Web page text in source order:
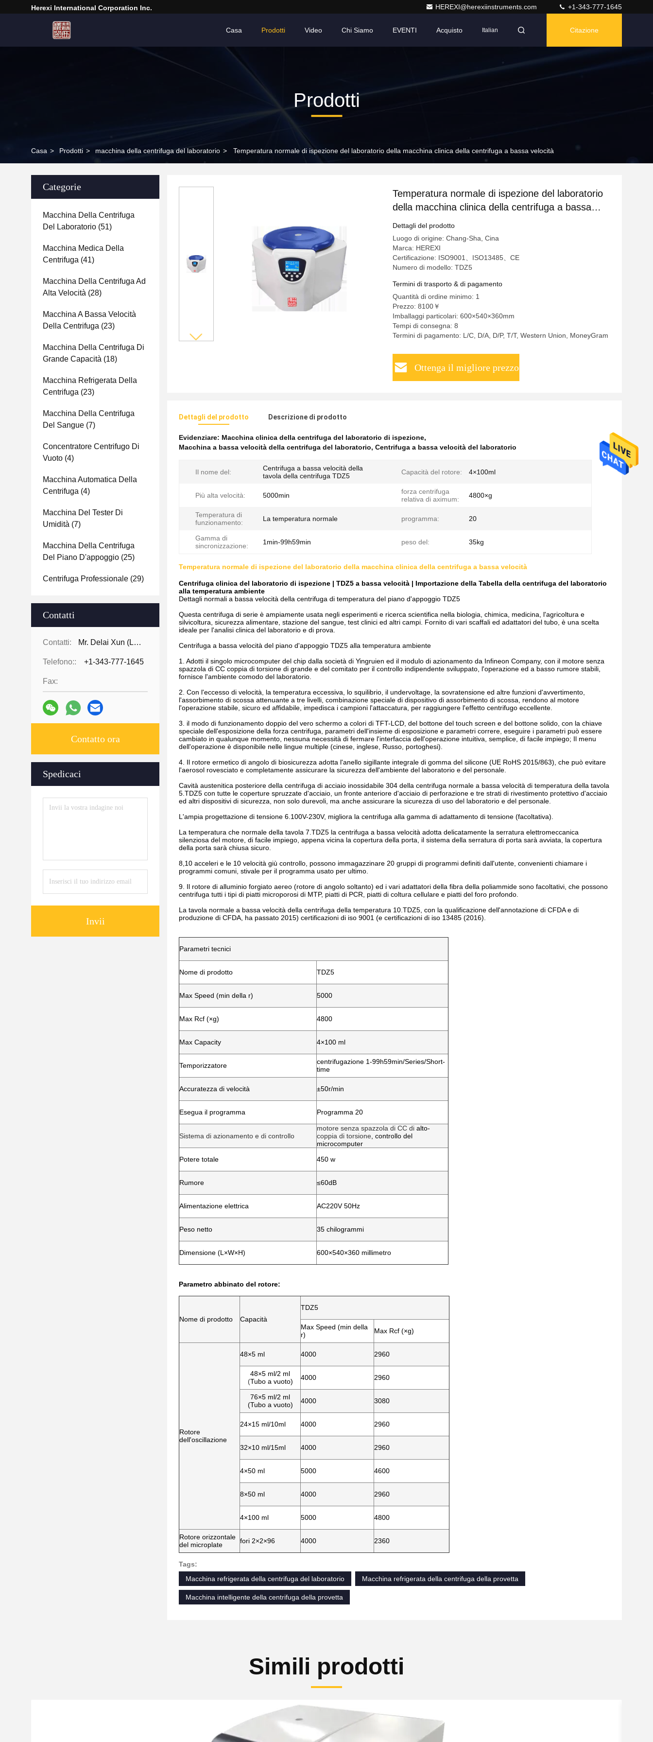
Herexi International Corporation Inc. HEREXI@herexiinstruments.com +1-343-777-1645
Casa Prodotti Video Chi Siamo EVENTI Acquisto Italian Citazione
Prodotti
Casa > Prodotti > macchina della centrifuga del laboratorio > Temperatura normale di ispezione del laboratorio della macchina clinica della centrifuga a bassa velocità
Categorie
Macchina Della Centrifuga
Del Laboratorio (51)
Macchina Medica Della
Centrifuga (41)
Macchina Della Centrifuga Ad
Alta Velocità (28)
Macchina A Bassa Velocità
Della Centrifuga (23)
Macchina Della Centrifuga Di
Grande Capacità (18)
Macchina Refrigerata Della
Centrifuga (23)
Macchina Della Centrifuga
Del Sangue (7)
Concentratore Centrifugo Di
Vuoto (4)
Macchina Automatica Della
Centrifuga (4)
Macchina Del Tester Di
Umidità (7)
Macchina Della Centrifuga
Del Piano D'appoggio (25)
Centrifuga Professionale (29)
Contatti
Contatti: Mr. Delai Xun (Leo)
Telefono:: +1-343-777-1645
Fax:
Contatto ora
Spedicaci
Invii
Temperatura normale di ispezione del laboratorio
della macchina clinica della centrifuga a bassa
velocità
Dettagli del prodotto
Luogo di origine: Chang-Sha, Cina
Marca: HEREXI
Certificazione: ISO9001、ISO13485、CE
Numero di modello: TDZ5
Termini di trasporto & di pagamento
Quantità di ordine minimo: 1
Prezzo: 8100￥
Imballaggi particolari: 600×540×360mm
Tempi di consegna: 8
Termini di pagamento: L/C, D/A, D/P, T/T, Western Union, MoneyGram
Ottenga il migliore prezzo
Dettagli del prodotto Descrizione di prodotto
Evidenziare: Macchina clinica della centrifuga del laboratorio di ispezione,
Macchina a bassa velocità della centrifuga del laboratorio, Centrifuga a bassa velocità del laboratorio
Il nome del:
Centrifuga a bassa velocità della
tavola della centrifuga TDZ5
Capacità del rotore: 4×100ml
Più alta velocità: 5000min
forza centrifuga
relativa di aximum:
4800×g
Temperatura di
funzionamento:
La temperatura normale programma: 20
Gamma di
sincronizzazione:
1min-99h59min peso del: 35kg
Temperatura normale di ispezione del laboratorio della macchina clinica della centrifuga a bassa velocità
Centrifuga clinica del laboratorio di ispezione | TDZ5 a bassa velocità | Importazione della Tabella della centrifuga del laboratorio
alla temperatura ambiente
Dettagli normali a bassa velocità della centrifuga di temperatura del piano d'appoggio TDZ5
Questa centrifuga di serie è ampiamente usata negli esperimenti e ricerca scientifica nella biologia, chimica, medicina, l'agricoltura e
silvicoltura, sicurezza alimentare, stazione del sangue, test clinici ed altri campi. Fornito di vari scaffali ed adattatori del tubo, è una scelta
ideale per l'analisi clinica del laboratorio e di prova.
Centrifuga a bassa velocità del piano d'appoggio TDZ5 alla temperatura ambiente
1. Adotti il singolo microcomputer del chip dalla società di Yingruien ed il modulo di azionamento da Infineon Company, con il motore senza
spazzola di CC coppia di torsione di grande e del comitato per il controllo indipendente sviluppato, l'operazione ed a basso rumore stabili,
fornisce l'ambiente comodo del laboratorio.
2. Con l'eccesso di velocità, la temperatura eccessiva, lo squilibrio, il undervoltage, la sovratensione ed altre funzioni d'avvertimento,
l'assorbimento di scossa attenuante a tre livelli, combinazione speciale di dispositivo di assorbimento di scossa, rendono al motore
l'operazione stabile, sicuro ed affidabile, impedisca i campioni l'attaccatura, per raggiungere l'effetto centrifugo eccellente.
3. il modo di funzionamento doppio del vero schermo a colori di TFT-LCD, del bottone del touch screen e del bottone solido, con la chiave
speciale dell'esposizione della forza centrifuga, parametri dell'insieme di esposizione e parametri correre, eseguire i parametri può essere
cambiato in qualunque momento, nessuna necessità di fermare l'interfaccia dell'operazione intuitiva, semplice, di facile impiego; Il menu
dell'operazione è disponibile nelle lingue multiple (cinese, inglese, Russo, portoghesi).
4. Il rotore ermetico di angolo di biosicurezza adotta l'anello sigillante integrale di gomma del silicone (UE RoHS 2015/863), che può evitare
l'aerosol rovesciato e completamente assicurare la sicurezza dell'ambiente del laboratorio e del personale.
Cavità austenitica posteriore della centrifuga di acciaio inossidabile 304 della centrifuga normale a bassa velocità di temperatura della tavola
5.TDZ5 con tutte le coperture spruzzate d'acciaio, un fronte anteriore d'acciaio di perforazione e tre strati di rivestimento protettivo d'acciaio
ed altri dispositivi di sicurezza, non solo durevoli, ma anche assicurare la sicurezza di uso del laboratorio e del personale.
L'ampia progettazione di tensione 6.100V-230V, migliora la centrifuga alla gamma di adattamento di tensione (facoltativa).
La temperatura che normale della tavola 7.TDZ5 la centrifuga a bassa velocità adotta delicatamente la serratura elettromeccanica
silenziosa del motore, di facile impiego, appena vicina la copertura della porta, il sistema della serratura di porta sarà avviata, la copertura
della porta sarà chiusa sicuro.
8,10 acceleri e le 10 velocità giù controllo, possono immagazzinare 20 gruppi di programmi definiti dall'utente, convenienti chiamare i
programmi comuni, stivale per il programma usato per ultimo.
9. Il rotore di alluminio forgiato aereo (rotore di angolo soltanto) ed i vari adattatori della fibra della poliammide sono facoltativi, che possono
centrifuga tutti i tipi di piatti microporosi di MTP, piatti di PCR, piatti di coltura cellulare e piatti del foro profondo.
La tavola normale a bassa velocità della centrifuga della temperatura 10.TDZ5, con la qualificazione dell'annotazione di CFDA e di
produzione di CFDA, ha passato 2015) certificazioni di iso 9001 (e certificazioni di iso 13485 (2016).
Parametri tecnici
Nome di prodotto TDZ5
Max Speed (min della r) 5000
Max Rcf (×g) 4800
Max Capacity 4×100 ml
Temporizzatore
centrifugazione 1-99h59min/Series/Short-
time
Accuratezza di velocità ±50r/min
Esegua il programma Programma 20
Sistema di azionamento e di controllo
motore senza spazzola di CC di alto-
coppia di torsione , controllo del
microcomputer
Potere totale
450 w
Rumore ≤60dB
Alimentazione elettrica AC220V 50Hz
Peso netto 35 chilogrammi
Dimensione (L×W×H) 600×540×360 millimetro
Parametro abbinato del rotore:
Nome di prodotto Capacità
TDZ5
Max Speed (min della
r)
Max Rcf (×g)
Rotore
dell'oscillazione
48×5 ml 4000 2960
48×5 ml/2 ml
(Tubo a vuoto) 4000 2960
76×5 ml/2 ml
(Tubo a vuoto)
4000 3080
24×15 ml/10ml 4000 2960
32×10 ml/15ml 4000 2960
4×50 ml 5000 4600
8×50 ml 4000 2960
4×100 ml 5000 4800
Rotore orizzontale
del microplate
fori 2×2×96 4000 2360
Tags:
Macchina refrigerata della centrifuga del laboratorio
Macchina refrigerata della centrifuga della provetta
Macchina intelligente della centrifuga della provetta
Simili prodotti